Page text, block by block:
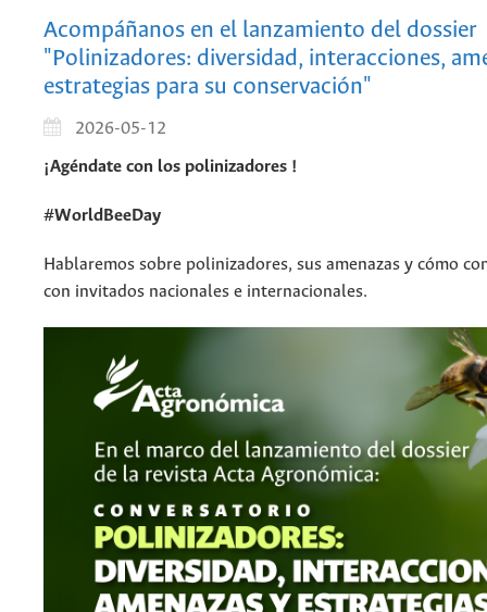
Acompáñanos en el lanzamiento del dossier
"Polinizadores: diversidad, interacciones,
estrategias para su conservación"
2026-05-12
¡Agéndate con los polinizadores !
#WorldBeeDay
Hablaremos sobre polinizadores, sus amenazas y cómo
con invitados nacionales e internacionales.